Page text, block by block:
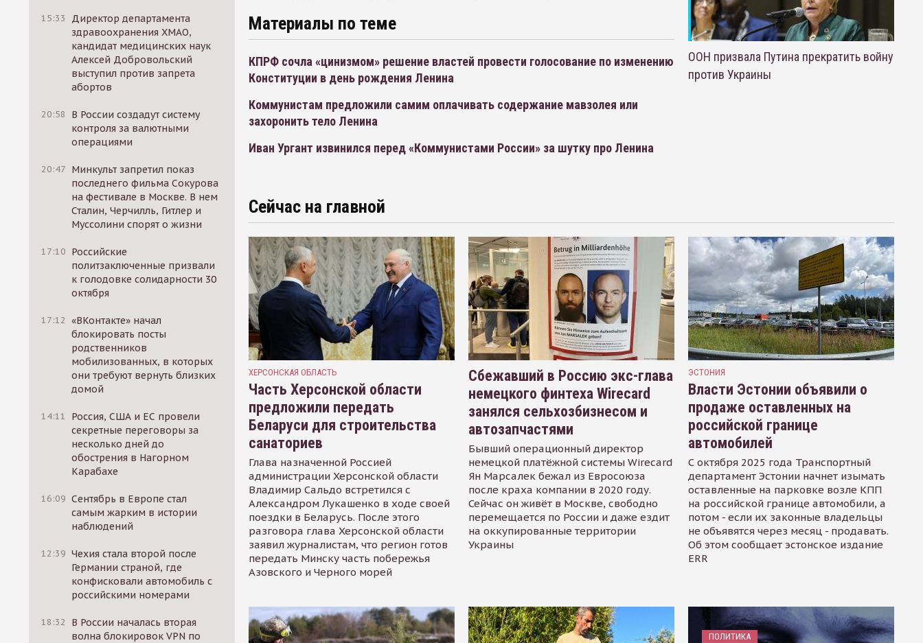
15:33
Директор департамента
здравоохранения ХМАО,
кандидат медицинских наук
Алексей Добровольский
выступил против запрета
абортов
20:58
В России создадут систему
контроля за валютными
операциями
20:47 Минкульт запретил показ
последнего фильма Сокурова
на фестивале в Москве. В нем
Сталин, Черчилль, Гитлер и
Муссолини спорят о жизни
17:10 Российские
политзаключенные призвали
к голодовке солидарности 30
октября
17:12 «ВКонтакте» начал
блокировать посты
родственников
мобилизованных, в которых
они требуют вернуть близких
домой
14:11
Россия, США и ЕС провели
секретные переговоры за
несколько дней до
обострения в Нагорном
Карабахе
16:09 Сентябрь в Европе стал
самым жарким в истории
наблюдений
12:39 Чехия стала второй после
Германии страной, где
конфисковали автомобиль с
российскими номерами
18:32
В России началась вторая
волна блокировок VPN по
Материалы по теме
КПРФ сочла «цинизмом» решение властей провести голосование по изменению
Конституции в день рождения Ленина
Коммунистам предложили самим оплачивать содержание мавзолея или
захоронить тело Ленина
Иван Ургант извинился перед «Коммунистами России» за шутку про Ленина
ООН призвала Путина прекратить войну
против Украины
Сейчас на главной
ХЕРСОНСКАЯ ОБЛАСТЬ
Часть Херсонской области
предложили передать
Беларуси для строительства
санаториев
Глава назначенной Россией
администрации Херсонской области
Владимир Сальдо встретился с
Александром Лукашенко в ходе своей
поездки в Беларусь. После этого
разговора глава Херсонской области
заявил журналистам, что регион готов
передать Минску часть побережья
Азовского и Черного морей
Сбежавший в Россию экс-глава
немецкого финтеха Wirecard
занялся сельхозбизнесом и
автозапчастями
Бывший операционный директор
немецкой платёжной системы Wirecard
Ян Марсалек бежал из Евросоюза
после краха компании в 2020 году.
Сейчас он живёт в Москве, свободно
перемещается по России и даже ездит
на оккупированные территории
Украины
ЭСТОНИЯ
Власти Эстонии объявили о
продаже оставленных на
российской границе
автомобилей
С октября 2025 года Транспортный
департамент Эстонии начнет изымать
оставленные на парковке возле КПП
на российской границе автомобили, а
потом - если их законные владельцы
не объявятся через месяц - продавать.
Об этом сообщает эстонское издание
ERR
ПОЛИТИКА